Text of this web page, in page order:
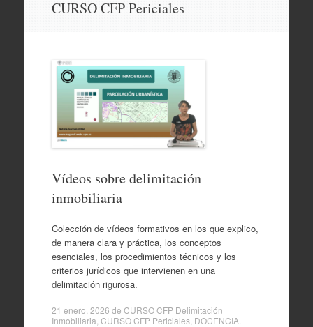
CURSO CFP Periciales
Vídeos sobre delimitación
inmobiliaria
Colección de vídeos formativos en los que explico,
de manera clara y práctica, los conceptos
esenciales, los procedimientos técnicos y los
criterios jurídicos que intervienen en una
delimitación rigurosa.
21 enero, 2026 de CURSO CFP Delimitación
Inmobiliaria CURSO CFP Periciales, DOCENCIA.